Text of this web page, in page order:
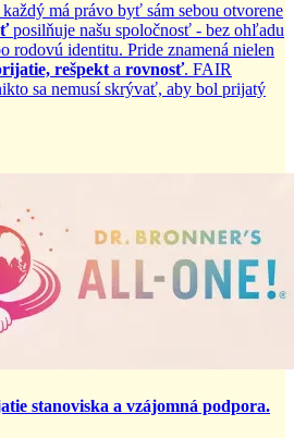
má právo byť sám sebou otvorene
posilňuje našu spoločnosť - bez ohľadu
rodovú identitu. Pride znamená nielen
rešpekt a rovnosť. FAIR
sa nemusí skrývať, aby bol prijatý
stanoviska a vzájomná podpora.